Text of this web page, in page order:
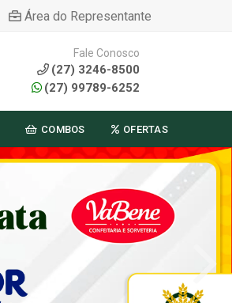
Área do Representante
Fale Conosco
(27) 3246-8500
(27) 99789-6252
COMBOS OFERTAS